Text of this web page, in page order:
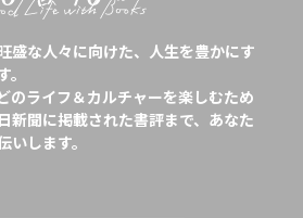
盛な人々に向けた、人生を豊かにす
のライフ＆カルチャーを楽しむため
新聞に掲載された書評まで、あなた
いします。